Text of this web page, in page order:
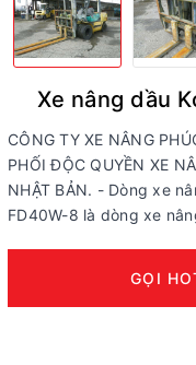
Xe nâng dầu
CÔNG TY XE NÂNG
PHỐI ĐỘC QUYỀN XE
NHẬT BẢN. - Dòng xe
FD40W-8 là dòng xe
GỌI